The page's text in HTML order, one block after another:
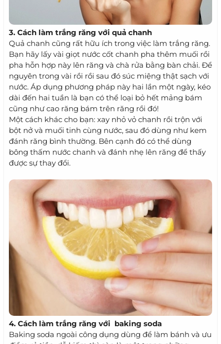
3. Cách làm trắng răng với quả chanh
Quả chanh cũng rất hữu ích trong việc làm trắng răng.
Bạn hãy lấy vài giọt nước cốt chanh pha thêm muối rồi
pha hỗn hợp này lên răng và chà rửa bằng bàn chải. Để
nguyên trong vài rồi rồi sau đó súc miệng thật sạch với
nước. Áp dụng phương pháp này hai lần một ngày, kéo
dài đến hai tuần là bạn có thể loại bỏ hết mảng bám
cũng như cao răng bám trên răng rồi đó!
Một cách khác cho bạn: xay nhỏ vỏ chanh rồi trộn với
bột nở và muối tinh cùng nước, sau đó dùng như kem
đánh răng bình thường. Bên cạnh đó có thể dùng
bông thấm nước chanh và đánh nhẹ lên răng để thấy
được sự thay đổi.
4. Cách làm trắng răng với baking soda
Baking soda ngoài công dụng dùng để làm bánh và ưu